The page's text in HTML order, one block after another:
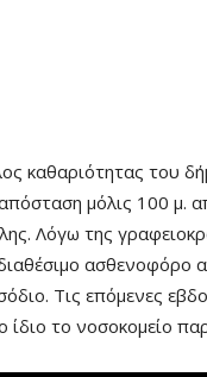
καθαριότητας του
μόλις 100 μ.
Λόγω της
ασθενοφόρο
Τις επόμενες
το νοσοκομείο